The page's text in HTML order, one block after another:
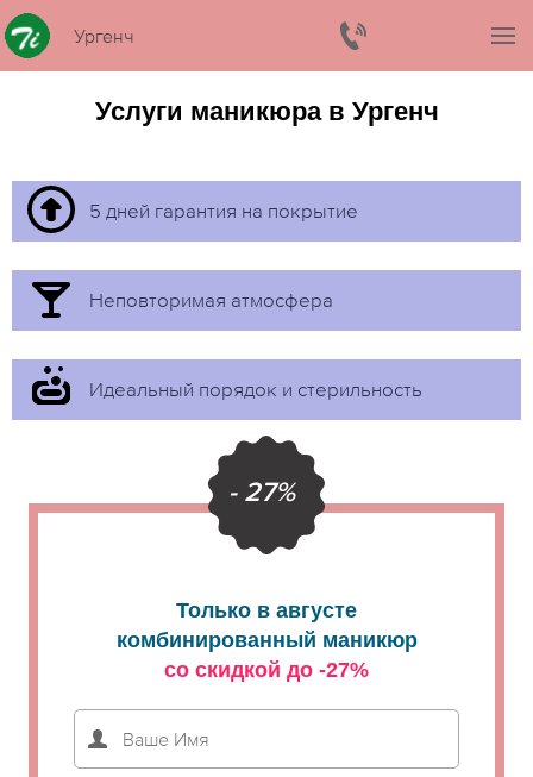
Ургенч
Услуги маникюра в Ургенч
5 дней гарантия на покрытие
Неповторимая атмосфера
Идеальный порядок и стерильность
- 27%
Только в августе
комбинированный маникюр
со скидкой до -27%